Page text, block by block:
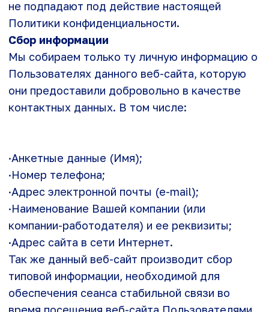
Так же данный веб-сайт производит сбор
обеспечения сеанса стабильной связи во
время посещения веб-сайта Пользователями,
которая включает:
·Данные о времени посещения веб-сайта
Управление настройками согласия
·Эти файлы cookie необходимы для
функционирования веб-сайта и не могут быть
отключены в наших системах. Как правило,
они активируются только в ответ на ваши
действия, аналогичные запросу услуг, такие
как настройка уровня конфиденциальности,
вход в систему или заполнение форм. Вы
можете настроить браузер таким образом,
чтобы он блокировал эти файлы cookie или
уведомлял вас об их использовании, но в
таком случае возможно, что некоторые
разделы веб-сайта не будут работать.